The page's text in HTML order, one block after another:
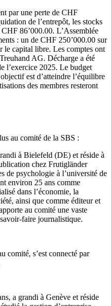
par une perte de CHF
de l’entrepôt, les stocks
86’000.00. L’Assemblée
: un de CHF 250’000.00 sur
le capital libre. Les comptes ont
AG. Décharge a été
l’exercice 2025. Le budget
est d’atteindre l’équilibre
des membres resteront
au comité de la SBS :
à Bielefeld (DE) et réside à
chez Frutigländer
de psychologie à l’université de
environ 25 ans comme
dans l’économie, la
ainsi que comme éditeur et
au comité une vaste
faire journalistique.
comité, s’est connecté par
a grandi à Genève et réside